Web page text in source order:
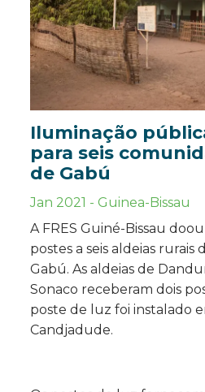
Iluminação
para seis
de Gabú
Jan 2021 - Guinea-Bissau
A FRES Guiné-Bissau
postes a seis aldeias
Gabú. As aldeias de
Sonaco receberam dois
poste de luz foi instalado
Candjadude.